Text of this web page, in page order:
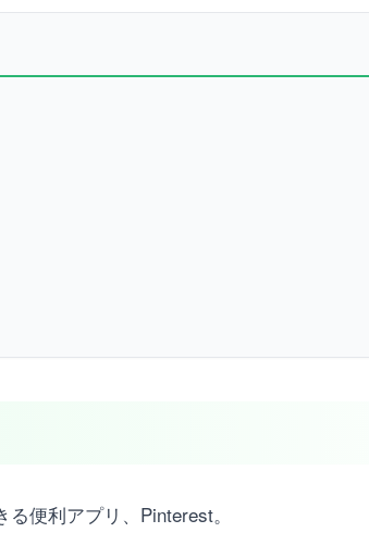
便利アプリ、Pinterest。